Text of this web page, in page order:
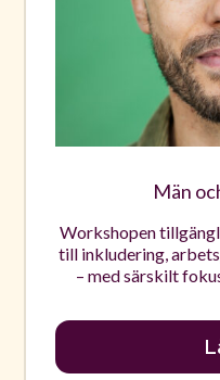
Män
Workshopen
till inkludering,
– med särskilt